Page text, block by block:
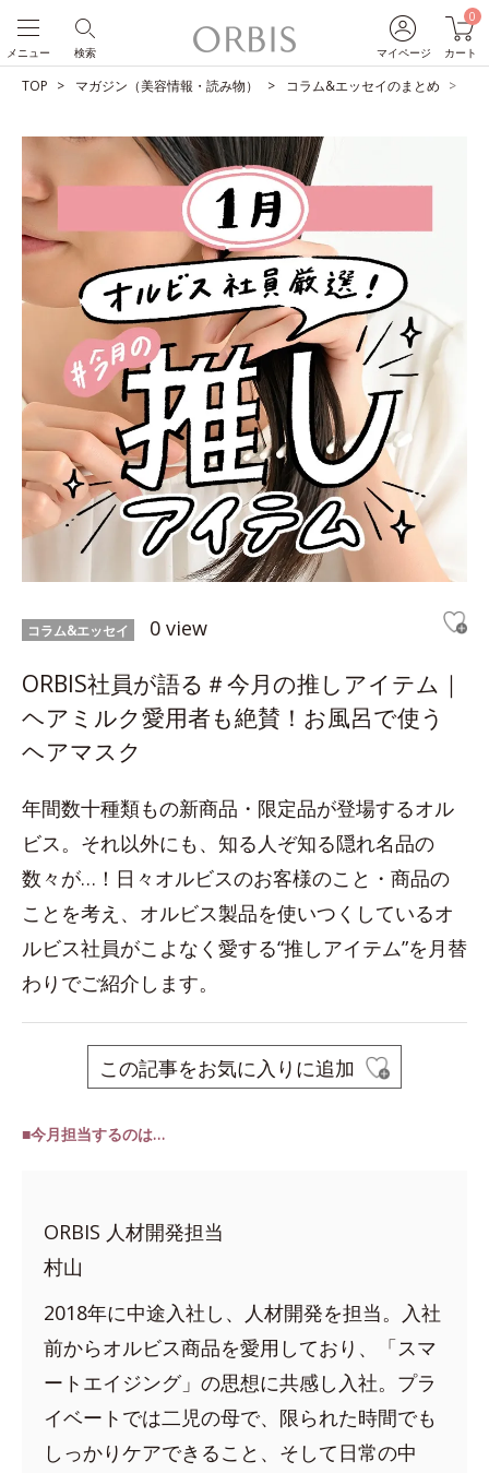
マイページ
0
カート
検索
メニュー
TOP マガジン（美容情報・読み物） コラム&エッセイのまとめ
コラム&エッセイ 0 view
ORBIS社員が語る＃今月の推しアイテム｜
ヘアミルク愛用者も絶賛！お風呂で使う
ヘアマスク
年間数十種類もの新商品・限定品が登場するオル
ビス。それ以外にも、知る人ぞ知る隠れ名品の
数々が…！日々オルビスのお客様のこと・商品の
ことを考え、オルビス製品を使いつくしているオ
ルビス社員がこよなく愛する“推しアイテム”を月替
わりでご紹介します。
この記事をお気に入りに追加
■今月担当するのは…
ORBIS 人材開発担当
村山
2018年に中途入社し、人材開発を担当。入社
前からオルビス商品を愛用しており、「スマ
ートエイジング」の思想に共感し入社。プラ
イベートでは二児の母で、限られた時間でも
しっかりケアできること、そして日常の中